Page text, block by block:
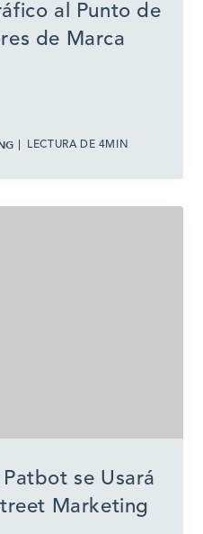
al Punto de
de Marca
LECTURA DE 4MIN
se Usará
Marketing